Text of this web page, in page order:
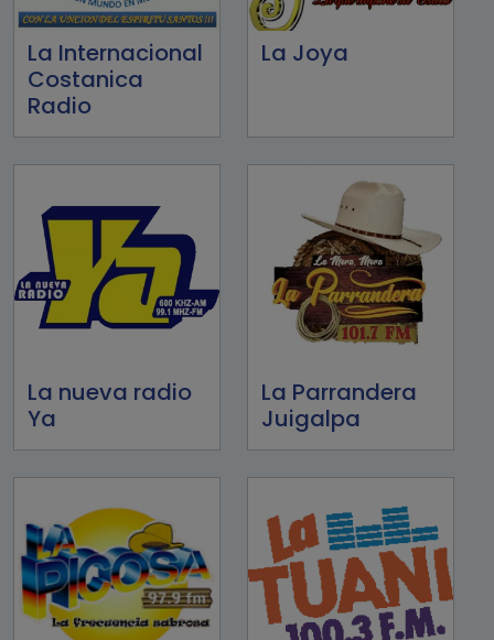
La Internacional
Costanica
Radio
La Joya
La nueva radio
Ya
La Parrandera
Juigalpa